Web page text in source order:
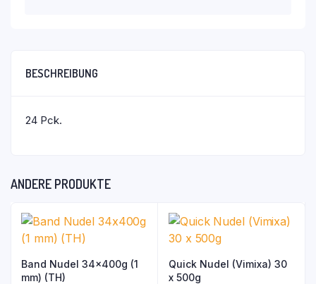
BESCHREIBUNG
24 Pck.
ANDERE PRODUKTE
Band Nudel 34x400g (1
mm) (TH)
Quick Nudel (Vimixa) 30
x 500g